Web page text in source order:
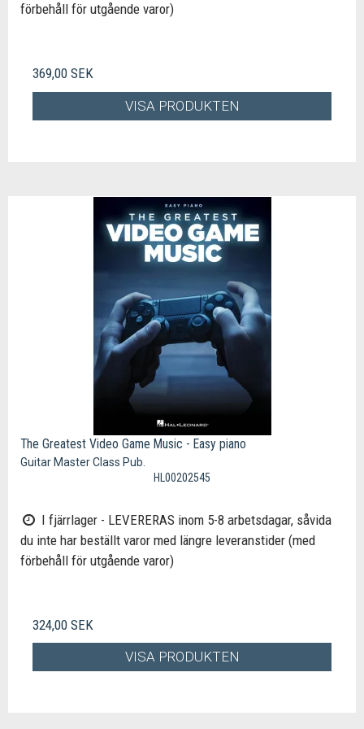
förbehåll för utgående varor)
369,00 SEK
VISA PRODUKTEN
The Greatest Video Game Music - Easy piano
Guitar Master Class Pub.
HL00202545
I fjärrlager - LEVERERAS inom 5-8 arbetsdagar, såvida
du inte har beställt varor med längre leveranstider (med
förbehåll för utgående varor)
324,00 SEK
VISA PRODUKTEN